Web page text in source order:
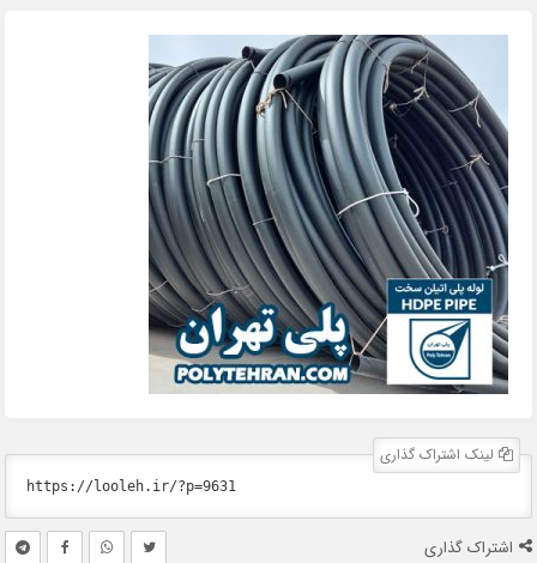
لینک اشتراک گذاری
اشتراک گذاری